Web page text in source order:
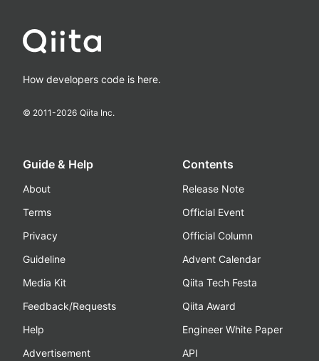
How developers code is here.
© 2011-2026 Qiita Inc.
Guide & Help
About
Terms
Privacy
Guideline
Media Kit
Feedback/Requests
Help
Advertisement
Contents
Release Note
Official Event
Official Column
Advent Calendar
Qiita Tech Festa
Qiita Award
Engineer White Paper
API